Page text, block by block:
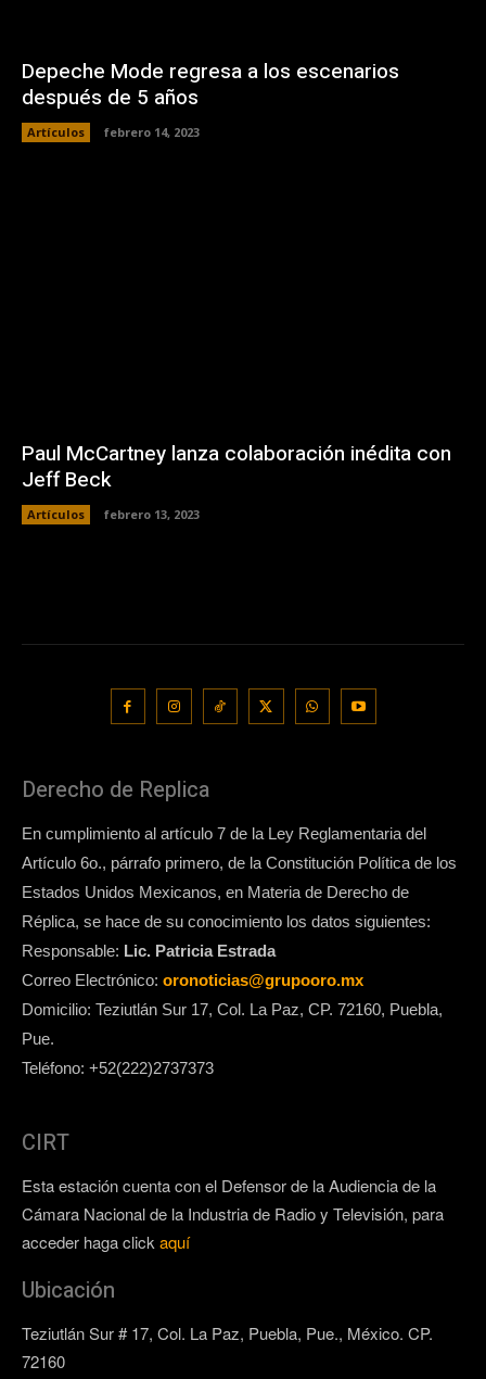
Depeche Mode regresa a los escenarios
después de 5 años
Artículos febrero 14, 2023
Paul McCartney lanza colaboración inédita con
Jeff Beck
Artículos febrero 13, 2023
Derecho de Replica
En cumplimiento al artículo 7 de la Ley Reglamentaria del
Artículo 6o., párrafo primero, de la Constitución Política de los
Estados Unidos Mexicanos, en Materia de Derecho de
Réplica, se hace de su conocimiento los datos siguientes:
Responsable: Lic. Patricia Estrada
Correo Electrónico: oronoticias@grupooro.mx
Domicilio: Teziutlán Sur 17, Col. La Paz, CP. 72160, Puebla,
Pue.
Teléfono: +52(222)2737373
CIRT
Esta estación cuenta con el Defensor de la Audiencia de la
Cámara Nacional de la Industria de Radio y Televisión, para
acceder haga click aquí
Ubicación
Teziutlán Sur # 17, Col. La Paz, Puebla, Pue., México. CP.
72160